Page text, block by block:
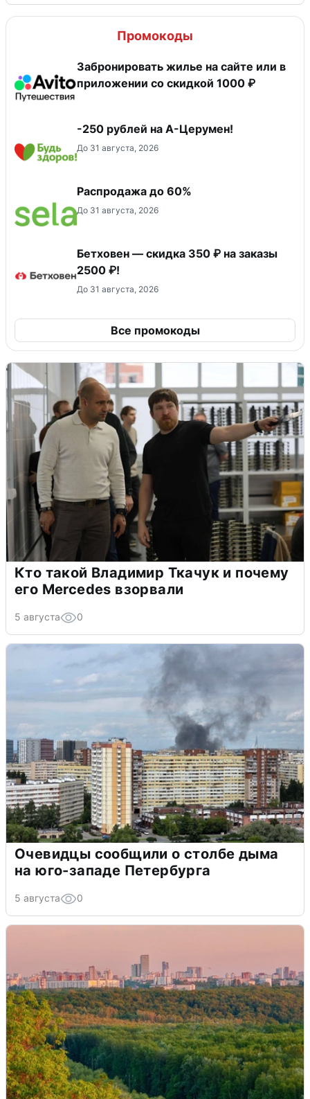
Промокоды
Забронировать жилье на сайте или в
приложении со скидкой 1000 ₽
-250 рублей на А-Церумен!
До 31 августа, 2026
Распродажа до 60%
До 31 августа, 2026
Бетховен — скидка 350 ₽ на заказы
2500 ₽!
До 31 августа, 2026
Все промокоды
Кто такой Владимир Ткачук и почему
его Mercedes взорвали
5 августа 0
Очевидцы сообщили о столбе дыма
на юго-западе Петербурга
5 августа 0